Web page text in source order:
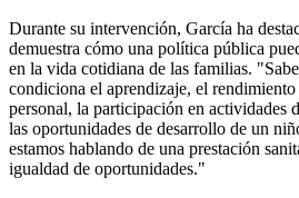
Durante su intervención, García ha
demuestra cómo una política pública
en la vida cotidiana de las familias.
condiciona el aprendizaje, el
personal, la participación en actividades
las oportunidades de desarrollo de un
estamos hablando de una prestación
igualdad de oportunidades."